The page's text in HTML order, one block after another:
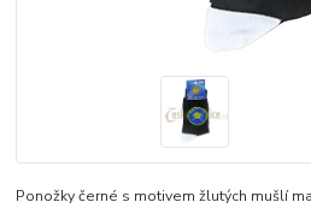
Ponožky černé s motivem žlutých mušlí